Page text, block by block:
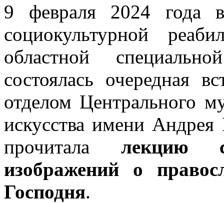
9 февраля 2024 года
социокультурной
областной
состоялась очередная
отделом Центрального
искусства имени
прочитала лекцию с
изображений о
Господня.